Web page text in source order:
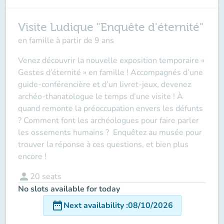
Visite Ludique "Enquête d'éternité"
en famille à partir de 9 ans
Venez découvrir la nouvelle exposition temporaire «
Gestes d’éternité » en famille ! Accompagnés d’une
guide-conférencière et d’un livret-jeux, devenez
archéo-thanatologue le temps d’une visite ! À
quand remonte la préoccupation envers les défunts
? Comment font les archéologues pour faire parler
les ossements humains ? Enquêtez au musée pour
trouver la réponse à ces questions, et bien plus
encore !
person 20 seats
No slots available for today
date_rangeNext availability:08/10/2026